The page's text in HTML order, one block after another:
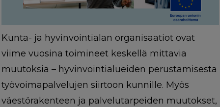
Kunta- ja hyvinvointialan organisaatiot ovat
viime vuosina toimineet keskellä mittavia
muutoksia – hyvinvointialueiden perustamisesta
työvoimapalvelujen siirtoon kunnille. Myös
väestörakenteen ja palvelutarpeiden muutokset,